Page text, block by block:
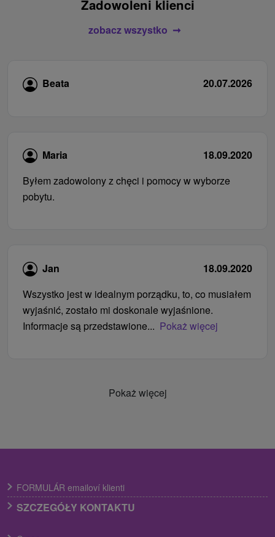
Zadowoleni klienci
zobacz wszystko
Beata 20.07.2026
Maria
18.09.2020
Byłem zadowolony z chęci i pomocy w wyborze
pobytu.
Jan
18.09.2020
Wszystko jest w idealnym porządku, to, co musiałem
wyjaśnić, zostało mi doskonale wyjaśnione.
Informacje są przedstawione... Pokaż więcej
Pokaż więcej
FORMULÁR emailoví klienti
SZCZEGÓŁY KONTAKTU